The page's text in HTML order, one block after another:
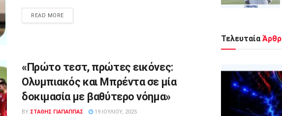
READ MORE
«Πρώτο τεστ, πρώτες εικόνες:
Ολυμπιακός και Μπρέντα σε μία
δοκιμασία με βαθύτερο νόημα»
BY ΣΤΑΘΗΣ ΓΊΑΠΑΠΠΑΣ 19 ΙΟΥΛΊΟΥ, 2025
Τελευταία